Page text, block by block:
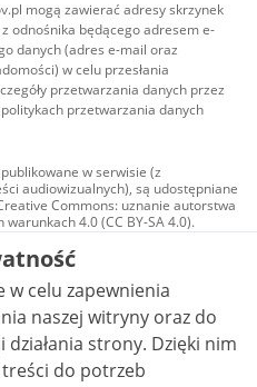
mogą zawierać adresy skrzynek
odnośnika będącego adresem e-
danych (adres e-mail oraz
w celu przesłania
przetwarzania danych przez
przetwarzania danych
w serwisie (z
audiowizualnych), są udostępniane
Commons: uznanie autorstwa
warunkach 4.0 (CC BY-SA 4.0).
w tym zdjęcia, materiały
na licencji typu
uznanie autorstwa użycie
utworów zależnych 4.0 (CC BY-
nie jest to stwierdzone inaczej.
w celu zapewnienia
naszej witryny oraz do
strony. Dzięki nim
do potrzeb